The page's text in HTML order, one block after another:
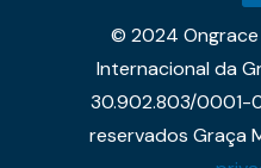
© 2024 Ongrace
Internacional da
30.902.803/0001-
reservados Graça